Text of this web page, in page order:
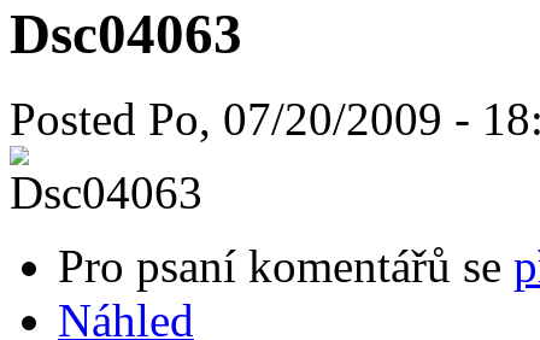
Dsc04063
Posted Po, 07/20/2009 -
Pro psaní komentářů se
Náhled